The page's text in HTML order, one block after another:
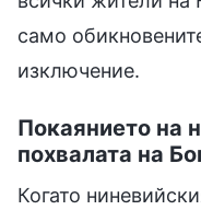
само
изключение.
Покаянието на
похвалата на
Когато